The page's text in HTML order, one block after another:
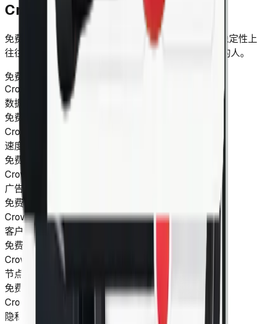
CrowVPN 对比免费 VPN
免费 VPN 看起来没有门槛，但在速度、隐私和服务稳定性上
往往需要妥协。CrowVPN 更适合希望长期稳定使用的人。
免费 VPN
CrowVPN
数据收集风险
免费 VPN
较高：免费服务通常依赖广告或数据变现
CrowVPN
速度和带宽
免费 VPN
CrowVPN
广告和追踪
免费 VPN
CrowVPN更少干扰：专注连接体验本身
客户支持
免费 VPN
有限：帮助渠道和响应时间不稳定
CrowVPN
更可靠：提供明确的支持入口
节点和线路
免费 VPN
较少：可选节点有限，拥堵更常见
CrowVPN
更灵活：多地区节点，按需求选择
隐私和安全